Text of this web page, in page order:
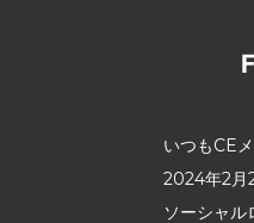
いつもCE
2024年2月
ソーシャ